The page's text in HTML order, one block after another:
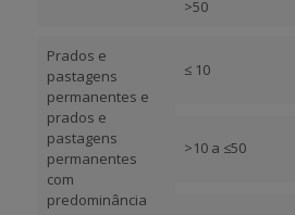
>50
Prados e
pastagens
permanentes e
prados e
pastagens
permanentes
com
predominância
≤ 10
>10 a ≤50